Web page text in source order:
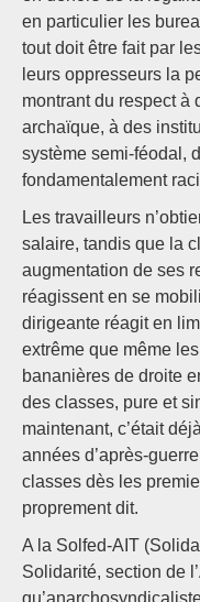
en particulier les
tout doit être fait par
leurs oppresseurs la
montrant du respect à
archaïque, à des
système semi-féodal,
fondamentalement
Les travailleurs
salaire, tandis que la
augmentation de ses
réagissent en se
dirigeante réagit en
extrême que même
bananières de droite
des classes, pure et
maintenant, c’était
années d’après-
classes dès les
proprement dit.
A la Solfed-AIT
Solidarité, section de